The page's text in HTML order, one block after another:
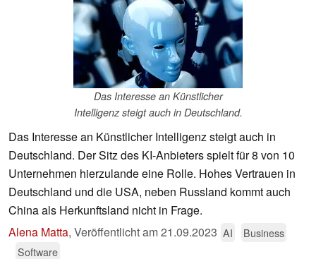
Das Interesse an Künstlicher
Intelligenz steigt auch in Deutschland.
Das Interesse an Künstlicher Intelligenz steigt auch in
Deutschland. Der Sitz des KI-Anbieters spielt für 8 von 10
Unternehmen hierzulande eine Rolle. Hohes Vertrauen in
Deutschland und die USA, neben Russland kommt auch
China als Herkunftsland nicht in Frage.
Alena Matta, Veröffentlicht am21.09.2023 AI
Business
Software